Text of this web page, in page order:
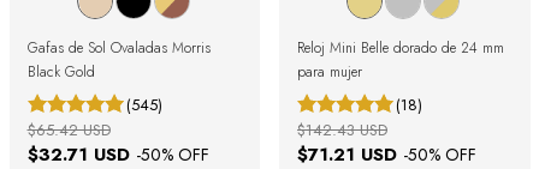
Gafas de Sol Ovaladas Morris
Black Gold
(545)
$32.71 USD -50% OFF
$65.42 USD
Reloj Mini Belle dorado de 24 mm
para mujer
(18)
$71.21 USD -50% OFF
$142.43 USD